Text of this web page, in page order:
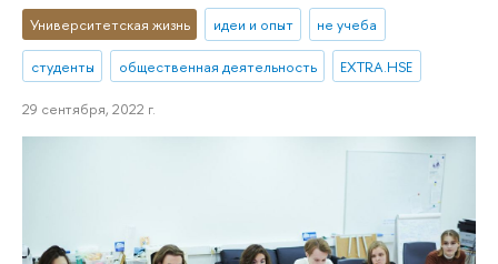
Университетская жизнь идеи и опыт не учеба
студенты общественная деятельность EXTRA.HSE
29 сентября, 2022 г.